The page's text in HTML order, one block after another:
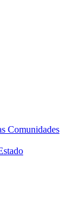
Comunidades